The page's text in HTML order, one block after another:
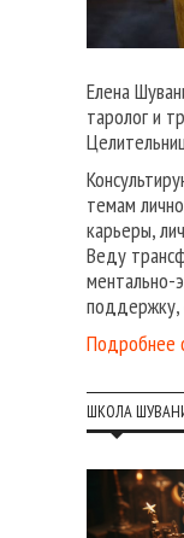
РАЗВИТИЯ
22 февраля, 2022
Стрела
Елена
таролог и
темам
карьеры,
Веду
ментально-
поддержку,
Подробнее
ШКОЛА